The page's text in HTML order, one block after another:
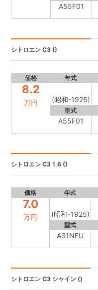
A55F01
シトロエン C3 ()
価格 年式
8.2
万円 (昭和-1925)
型式
A55F01
シトロエン C3 1.6 ()
価格 年式
7.0
万円 (昭和-1925)
型式
A31NFU
シトロエン C3 シャイン ()